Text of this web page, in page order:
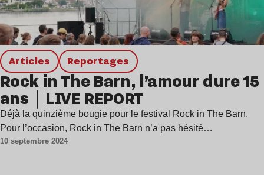
Articles Reportages
Rock in The Barn, l’amour dure 15
ans｜LIVE REPORT
Déjà la quinzième bougie pour le festival Rock in The Barn.
Pour l’occasion, Rock in The Barn n’a pas hésité…
10 septembre 2024